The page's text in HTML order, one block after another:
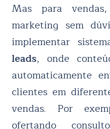
Mas para
marketing sem
implementar
leads, onde
automaticamente
clientes em
vendas. Por
ofertando